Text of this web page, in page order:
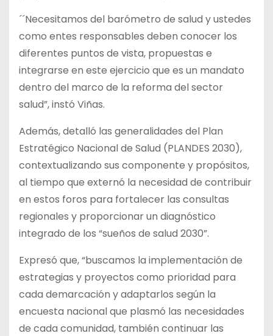
´´Necesitamos del barómetro de salud y ustedes
como entes responsables deben conocer los
diferentes puntos de vista, propuestas e
integrarse en este ejercicio que es un mandato
dentro del marco de la reforma del sector
salud”, instó Viñas.
Además, detalló las generalidades del Plan
Estratégico Nacional de Salud (PLANDES 2030),
contextualizando sus componente y propósitos,
al tiempo que externó la necesidad de contribuir
en estos foros para fortalecer las consultas
regionales y proporcionar un diagnóstico
integrado de los “sueños de salud 2030”.
Expresó que, “buscamos la implementación de
estrategias y proyectos como prioridad para
cada demarcación y adaptarlos según la
encuesta nacional que plasmó las necesidades
de cada comunidad, también continuar las